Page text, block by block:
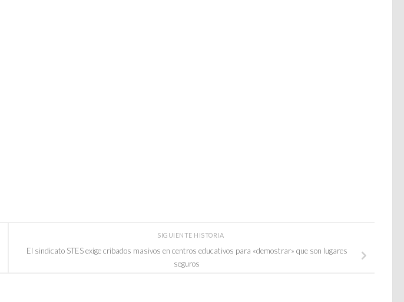
SIGUIENTE HISTORIA
El sindicato STES exige cribados masivos en centros educativos para «demostrar» que son lugares
seguros